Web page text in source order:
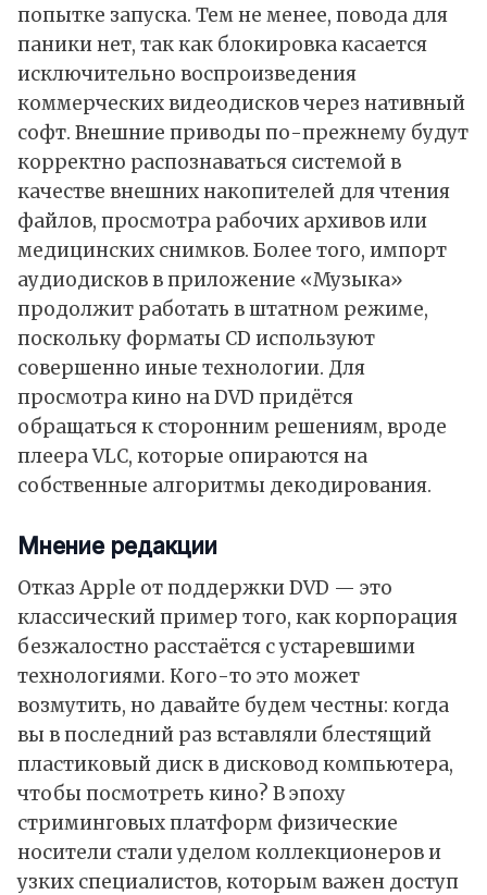
попытке запуска. Тем не менее, повода для
паники нет, так как блокировка касается
исключительно воспроизведения
коммерческих видеодисков через нативный
софт. Внешние приводы по-прежнему будут
корректно распознаваться системой в
качестве внешних накопителей для чтения
файлов, просмотра рабочих архивов или
медицинских снимков. Более того, импорт
аудиодисков в приложение «Музыка»
продолжит работать в штатном режиме,
поскольку форматы CD используют
совершенно иные технологии. Для
просмотра кино на DVD придётся
обращаться к сторонним решениям, вроде
плеера VLC, которые опираются на
собственные алгоритмы декодирования.
Мнение редакции
Отказ Apple от поддержки DVD — это
классический пример того, как корпорация
безжалостно расстаётся с устаревшими
технологиями. Кого-то это может
возмутить, но давайте будем честны: когда
вы в последний раз вставляли блестящий
пластиковый диск в дисковод компьютера,
чтобы посмотреть кино? В эпоху
стриминговых платформ физические
носители стали уделом коллекционеров и
узких специалистов, которым важен доступ